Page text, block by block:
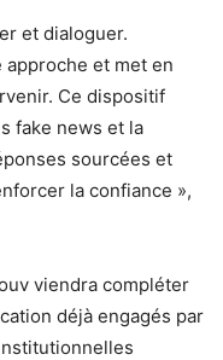
et dialoguer.
et met en
Ce dispositif
fake news et la
sourcées et
la confiance »,
viendra compléter
déjà engagés par